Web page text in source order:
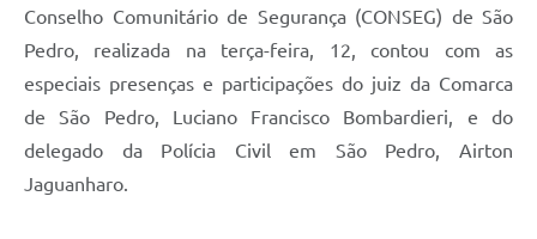
Conselho Comunitário de Segurança (CONSEG) de São
Pedro, realizada na terça-feira, 12, contou com as
especiais presenças e participações do juiz da Comarca
de São Pedro, Luciano Francisco Bombardieri, e do
delegado da Polícia Civil em São Pedro, Airton
Jaguanharo.